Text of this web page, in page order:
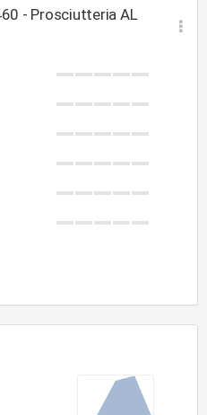
- Prosciutteria AL